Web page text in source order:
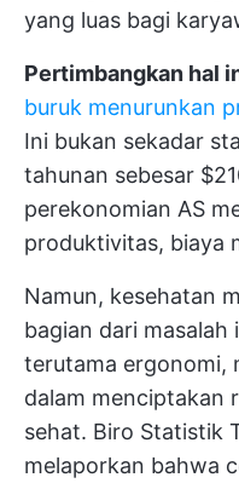
yang luas bagi
Pertimbangkan hal
buruk menurunkan
Ini bukan sekadar
tahunan sebesar
perekonomian AS
produktivitas, biaya
Namun, kesehatan
bagian dari masalah
terutama ergonomi,
dalam menciptakan
sehat. Biro Statistik
melaporkan bahwa